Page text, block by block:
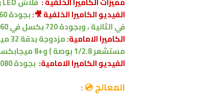
الفيديو الكاميرا الخلفية 🎥:
في الثانية ، وبجودة 720 بكسل في 960 لقطة في الثانية ، تثبيت الكتروني للصورة بالدوران
الكاميرا الامامية:مزدوجةبدقة
مستشعر 1/2.8 بوصة ) و+8 ميجابكسل ( فتحة عدسة f/2.2 ، و 17 ملم ) ، و HDR
الفيديو الكاميراالامامية: بجودة 1080 بكسل بنسبة 30 اطار في الثانية
المعالج 💿 :